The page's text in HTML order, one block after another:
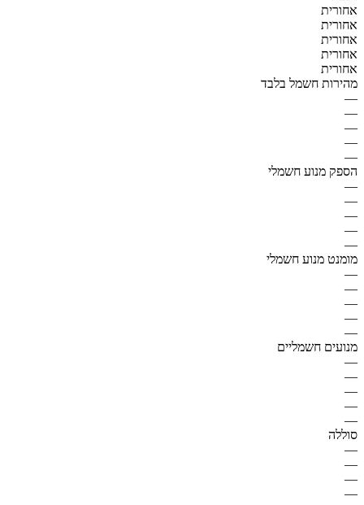
אחורית
אחורית
אחורית
אחורית
אחורית
מהירות חשמל בלבד
—
—
—
—
—
הספק מנוע חשמלי
—
—
—
—
—
מומנט מנוע חשמלי
—
—
—
—
—
מנועים חשמליים
—
—
—
—
—
סוללה
—
—
—
—